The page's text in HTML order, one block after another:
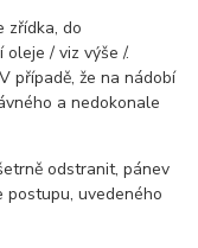
zřídka, do
/ viz výše /.
případě, že na nádobí
a nedokonale
odstranit, pánev
uvedeného